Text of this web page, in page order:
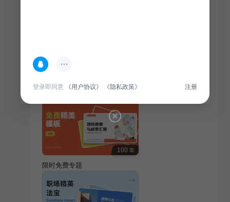
热门专题 查看更多
100 套
限时免费专题
登录即同意 《用户协议》 《隐私政策》 注册